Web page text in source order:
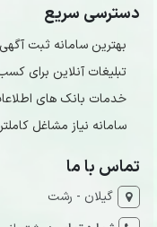
دسترسی سریع
بهترین سامانه ثبت
تبلیغات آنلاین برای
خدمات بانک های
سامانه نیاز مشاغل
تماس با ما
گیلان - رشت